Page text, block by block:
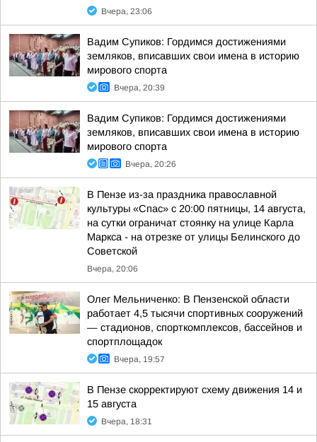
Вчера, 23:06
Вадим Супиков: Гордимся достижениями
земляков, вписавших свои имена в историю
мирового спорта
Вчера, 20:39
Вадим Супиков: Гордимся достижениями
земляков, вписавших свои имена в историю
мирового спорта
Вчера, 20:26
В Пензе из-за праздника православной
культуры «Спас» с 20:00 пятницы, 14 августа,
на сутки ограничат стоянку на улице Карла
Маркса - на отрезке от улицы Белинского до
Советской
Вчера, 20:06
Олег Мельниченко: В Пензенской области
работает 4,5 тысячи спортивных сооружений
— стадионов, спорткомплексов, бассейнов и
спортплощадок
Вчера, 19:57
В Пензе скорректируют схему движения 14 и
15 августа
Вчера, 18:31